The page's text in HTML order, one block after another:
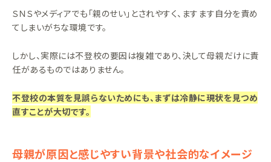
ＳＮＳやメディアでも「親のせい」とされやすく、ますます自分を責め
てしまいがちな環境です。
しかし、実際には不登校の要因は複雑であり、決して母親だけに責
任があるものではありません。
不登校の本質を見誤らないためにも、まずは冷静に現状を見つめ
直すことが大切です。
母親が原因と感じやすい背景や社会的なイメージ